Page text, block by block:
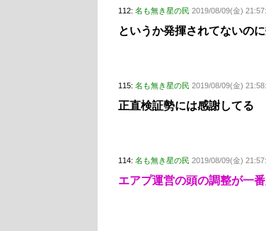
112: 名も無き星の民 2019/08/09(金)
というか発揮されてないの
115: 名も無き星の民 2019/08/09(金)
正直検証勢には感謝してる
114: 名も無き星の民 2019/08/09(金)
エアプ運営の頭の調整が一